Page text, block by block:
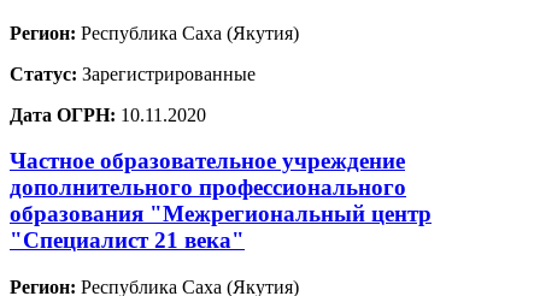
Регион: Республика Саха (Якутия)
Статус: Зарегистрированные
Дата ОГРН: 10.11.2020
Частное образовательное учреждение
дополнительного профессионального
образования "Межрегиональный центр
"Специалист 21 века"
Регион: Республика Саха (Якутия)